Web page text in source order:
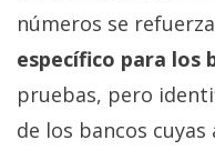
números se
específico para los
pruebas, pero
de los bancos